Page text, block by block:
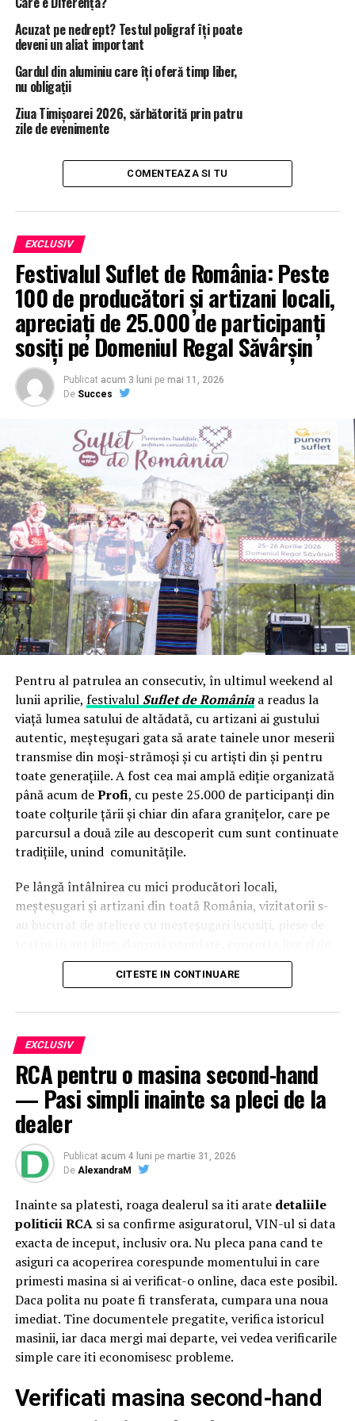
Acuzat pe nedrept? Testul poligraf îţi poate
deveni un aliat important
Gardul din aluminiu care îți oferă timp liber,
nu obligații
Ziua Timișoarei 2026, sărbătorită prin patru
zile de evenimente
COMENTEAZA SI TU
EXCLUSIV
Festivalul Suflet de România: Peste
100 de producători și artizani locali,
apreciați de 25.000 de participanți
sosiți pe Domeniul Regal Săvârșin
Publicat acum 3 luni pe mai 11, 2026
De Succes
Pentru al patrulea an consecutiv, în ultimul weekend al
lunii aprilie, festivalul Suflet de Româniaa readus la
viață lumea satului de altădată, cu artizani ai gustului
autentic, meșteșugari gata să arate tainele unor meserii
transmise din moși-strămoși și cu artiști din și pentru
toate generațiile. A fost cea mai amplă ediție organizată
până acum deProfi, cu peste 25.000 de participanți din
toate colțurile țării și chiar din afara granițelor, care pe
parcursul a două zile au descoperit cum sunt continuate
tradițiile, unind comunitățile.
Pe lângă întâlnirea cu mici producători locali,
meșteșugari și artizani din toată România, vizitatorii s-
au bucurat de ateliere cu meșteșugari iscusiți, piese de
o intervenție surpriză aGrupului Vocal SONG. Pe scena
celei de-a patra ediții a festivaluluiSuflet de România
David Ciente, Maria Chivu
Evenimentul s-a desfășurat cu participarea Majestății
Sale Margareta, Custodele Coroanei României, a
Alteței Sale Regale Radu, Principele Consort al
României, alături de
Ahold Delhaize România,Mihai Spulber
Lead Profi,Gabriela Sîrbu
Ahold Delhaize România, numeroase oficialități,
autorități centrale și locale și alți reprezentanțiProfiși
Mega Image. Startul oficial a fost dat sâmbătă, după ce
distinsul grup a încheiat un tur al micilor producători și
artizani.
Evenimentul a continuat și tradiția caravanei medicale,
oferind din nou consultații gratuite pentru comunitatea
din Săvârșin și împrejurimi, cu ajutorul unor medici
specialiști în oftalmologie, cardiologie, neurologie,
oamenilor, mai ales al celor cu posibilitate redusă de
CITESTE IN CONTINUARE
EXCLUSIV
RCA pentru o masina second-hand
— Pasi simpli inainte sa pleci de la
dealer
Publicat acum 4 luni pe martie 31, 2026
De AlexandraM
Inainte sa platesti, roaga dealerul sa iti arate detaliile
politicii RCAsi sa confirme asiguratorul, VIN-ul si data
exacta de inceput, inclusiv ora. Nu pleca pana cand te
asiguri ca acoperirea corespunde momentului in care
primesti masina si ai verificat-o online, daca este posibil.
Daca polita nu poate fi transferata, cumpara una noua
imediat. Tine documentele pregatite, verifica istoricul
masinii, iar daca mergi mai departe, vei vedea verificarile
simple care iti economisesc probleme.
Verificati masina second-hand